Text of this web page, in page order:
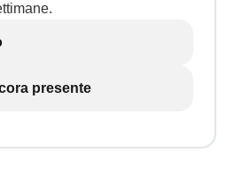
presente